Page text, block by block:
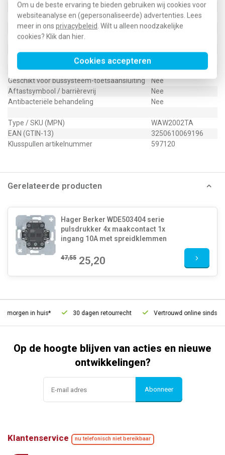
Om u de beste ervaring te bieden gebruiken wij cookies voor
websiteanalyse en (gepersonaliseerde) advertenties. Lees
meer in ons privacybeleid. Wilt u alleen noodzakelijke
cookies? Klik dan hier.
Cookies accepteren
Controlevenster/verlicht
Nee
RAL-nummer (vergelijkbaar)
9006
Slagvastheid
IK05
Met indicatieveld
Uitvoering oppervlakte
Geschikt voor beschermingsgraad (IP)
IP20
Geschikt voor bussysteem-toetsaansluiting
Nee
Aftastsymbool / barrièrevrij
Nee
Antibacteriële behandeling
Nee
Type / SKU (MPN)
WAW2002TA
EAN (GTIN-13)
3250610069196
Klusspullen artikelnummer
597120
Gerelateerde producten
Hager Berker WDE503404 serie
pulsdrukker 4x maakcontact 1x
ingang 10A met spreidklemmen
47,55 25,20
morgen in huis* 30 dagen retourrecht Vertrouwd online sinds
Op de hoogte blijven van acties en nieuwe
ontwikkelingen?
Abonneer
Klantenservice nu telefonisch niet bereikbaar